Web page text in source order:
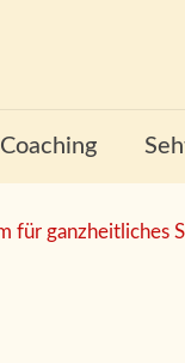
Coaching